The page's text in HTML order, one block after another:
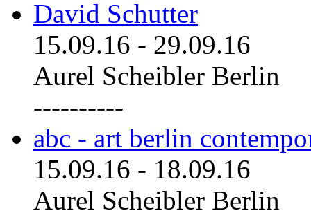
David Schutter
15.09.16 - 29.09.16
Aurel Scheibler Berlin
----------
abc - art berlin
15.09.16 - 18.09.16
Aurel Scheibler Berlin